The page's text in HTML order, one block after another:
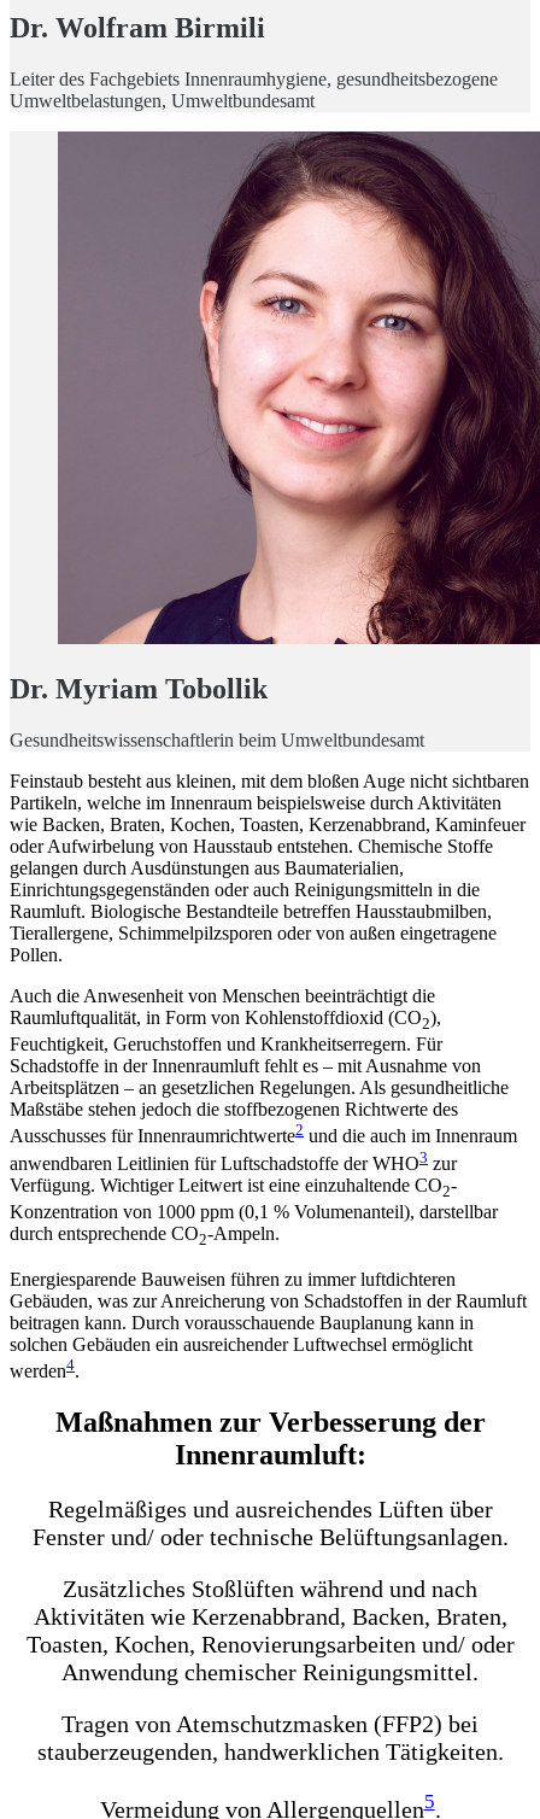
Dr. Wolfram Birmili
Leiter des Fachgebiets Innenraumhygiene, gesundheitsbezogene
Umweltbelastungen, Umweltbundesamt
Dr. Myriam Tobollik
Gesundheitswissenschaftlerin beim Umweltbundesamt
Feinstaub besteht aus kleinen, mit dem bloßen Auge nicht sichtbaren
Partikeln, welche im Innenraum beispielsweise durch Aktivitäten
wie Backen, Braten, Kochen, Toasten, Kerzenabbrand, Kaminfeuer
oder Aufwirbelung von Hausstaub entstehen. Chemische Stoffe
gelangen durch Ausdünstungen aus Baumaterialien,
Einrichtungsgegenständen oder auch Reinigungsmitteln in die
Raumluft. Biologische Bestandteile betreffen Hausstaubmilben,
Tierallergene, Schimmelpilzsporen oder von außen eingetragene
Pollen.
Auch die Anwesenheit von Menschen beeinträchtigt die
Raumluftqualität, in Form von Kohlenstoffdioxid (CO2),
Feuchtigkeit, Geruchstoffen und Krankheitserregern. Für
Schadstoffe in der Innenraumluft fehlt es – mit Ausnahme von
Arbeitsplätzen – an gesetzlichen Regelungen. Als gesundheitliche
Maßstäbe stehen jedoch die stoffbezogenen Richtwerte des
Ausschusses für Innenraumrichtwerte2 und die auch im Innenraum
anwendbaren Leitlinien für Luftschadstoffe der WHO3 zur
Verfügung. Wichtiger Leitwert ist eine einzuhaltende CO2-
Konzentration von 1000 ppm (0,1 % Volumenanteil), darstellbar
durch entsprechende CO2-Ampeln.
Energiesparende Bauweisen führen zu immer luftdichteren
Gebäuden, was zur Anreicherung von Schadstoffen in der Raumluft
beitragen kann. Durch vorausschauende Bauplanung kann in
solchen Gebäuden ein ausreichender Luftwechsel ermöglicht
werden4.
Maßnahmen zur Verbesserung der
Innenraumluft:
Regelmäßiges und ausreichendes Lüften über
Fenster und/ oder technische Belüftungsanlagen.
Zusätzliches Stoßlüften während und nach
Aktivitäten wie Kerzenabbrand, Backen, Braten,
Toasten, Kochen, Renovierungsarbeiten und/ oder
Anwendung chemischer Reinigungsmittel.
Tragen von Atemschutzmasken (FFP2) bei
stauberzeugenden, handwerklichen Tätigkeiten.
Vermeidung von Allergenquellen5.